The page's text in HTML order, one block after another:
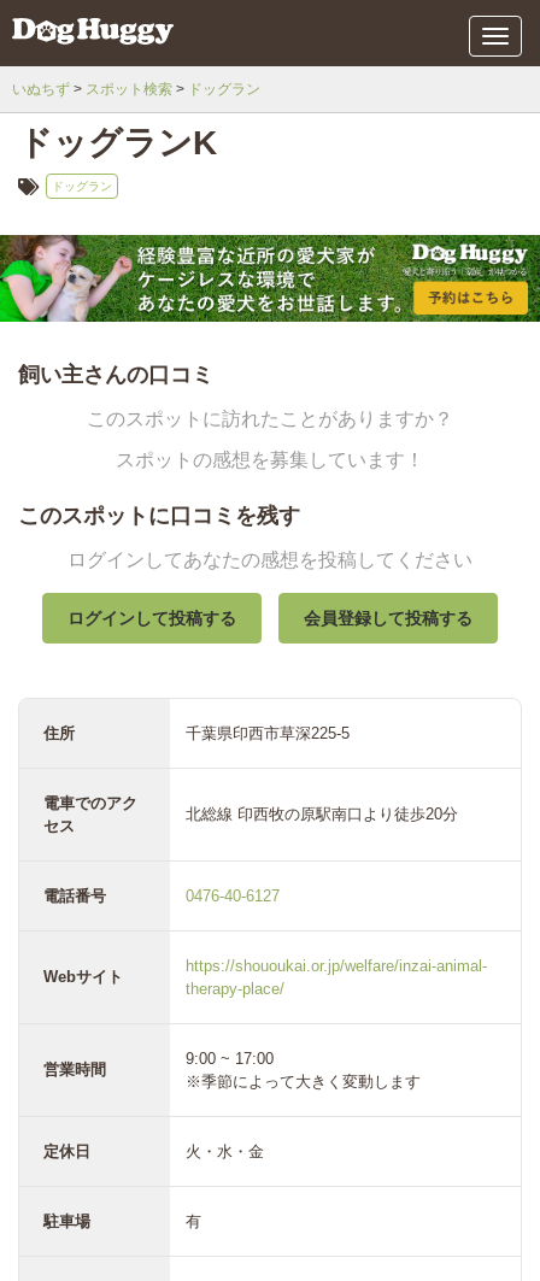
メ
ニ
いぬちず スポット検索 ドッグラン
ドッグランK
ドッグラン
飼い主さんの口コミ
このスポットに訪れたことがありますか？
スポットの感想を募集しています！
このスポットに口コミを残す
ログインしてあなたの感想を投稿してください
ログインして投稿する 会員登録して投稿する
住所 千葉県印西市草深225-5
電車でのアク
セス
北総線 印西牧の原駅南口より徒歩20分
電話番号 0476-40-6127
Webサイト
https://shououkai.or.jp/welfare/inzai-animal-
therapy-place/
営業時間
9:00 ~ 17:00
※季節によって大きく変動します
定休日 火・水・金
駐車場 有